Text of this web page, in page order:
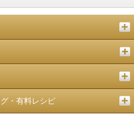
・有料レシピ